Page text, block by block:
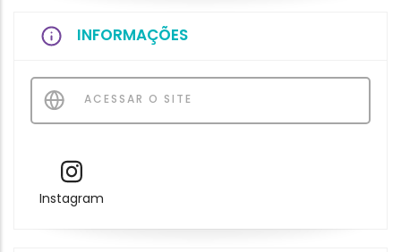
INFORMAÇÕES
ACESSAR O SITE
Instagram